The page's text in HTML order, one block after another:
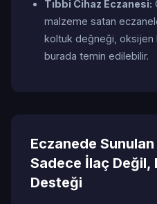
Tıbbi Cihaz Eczanesi:
malzeme satan
koltuk değneği, oksijen
burada temin edilebilir.
Eczanede
Sadece İlaç Değil,
Desteği